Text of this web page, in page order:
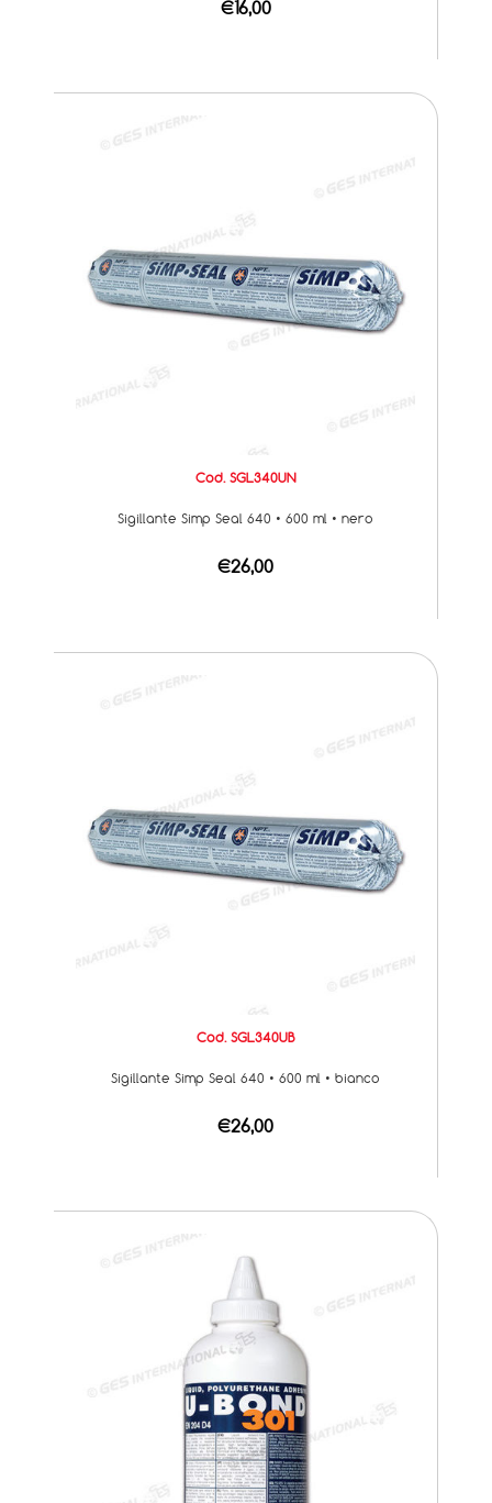
€16,00
Cod. SGL340UN
Sigillante Simp Seal 640 • 600 ml • nero
€26,00
Cod. SGL340UB
Sigillante Simp Seal 640 • 600 ml • bianco
€26,00